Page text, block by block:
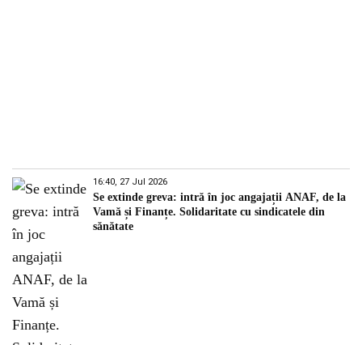
16:40, 27 Jul 2026
Se extinde greva: intră în joc angajații ANAF, de la
Vamă și Finanțe. Solidaritate cu sindicatele din
sănătate